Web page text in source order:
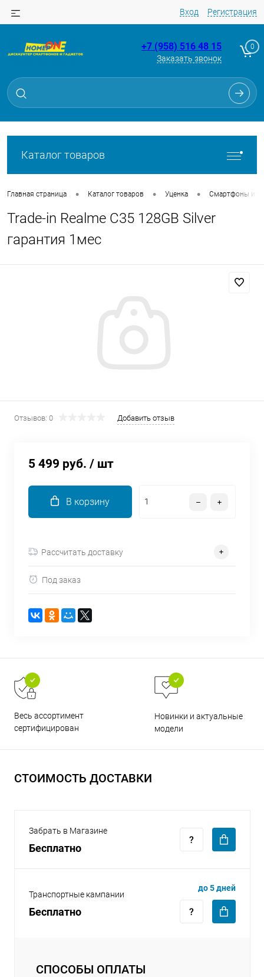
Вход Регистрация
+7 (958) 516 48 15
Заказать звонок
0
Каталог товаров
Главная страница • Каталог товаров • Уценка • Смартфоны из
Trade-in Realme C35 128GB Silver
гарантия 1мес
Отзывов: 0 Добавить отзыв
5 499 руб. / шт
В корзину
Рассчитать доставку
Под заказ
Весь ассортимент
сертифицирован
Новинки и актуальные
модели
СТОИМОСТЬ ДОСТАВКИ
Забрать в Магазине
Бесплатно
Транспортные кампании
Бесплатно
до 5 дней
СПОСОБЫ ОПЛАТЫ
Для клиентов всех банков
Разбейте
без переплат
Сегодня
выбранный способом
списываться
по25% каждые 2 недели
раз в 2 недели
8 800 302-02-51